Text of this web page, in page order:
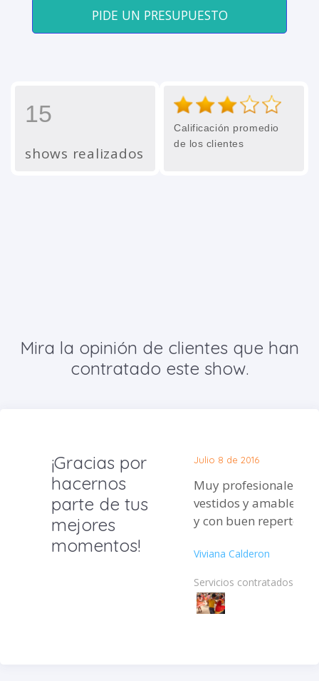
PIDE UN PRESUPUESTO
15
shows realizados
Calificación promedio
de los clientes
Mira la opinión de clientes que han
contratado este show.
¡Gracias por
hacernos
parte de tus
mejores
momentos!
Julio 8 de 2016
Muy profesionales,
vestidos y amables,
y con buen repertorio.
Viviana Calderon
Servicios contratados: